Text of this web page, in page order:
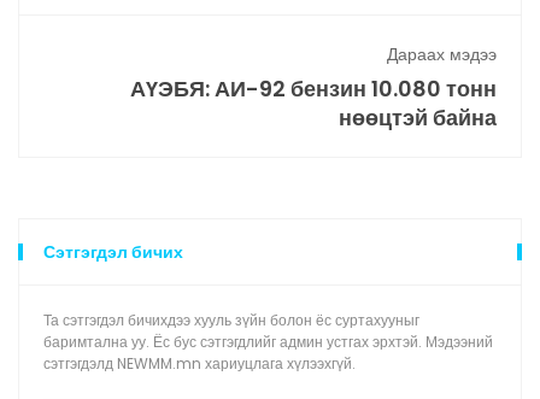
Дараах мэдээ
АҮЭБЯ: АИ-92 бензин 10.080 тонн
нөөцтэй байна
Сэтгэгдэл бичих
Та сэтгэгдэл бичихдээ хууль зүйн болон ёс суртахууныг
баримтална уу. Ёс бус сэтгэгдлийг админ устгах эрхтэй. Мэдээний
сэтгэгдэлд NEWMM.mn хариуцлага хүлээхгүй.